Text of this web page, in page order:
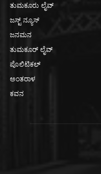
ತುಮಕೂರು ಲೈವ್
ಜಸ್ಟ್ ನ್ಯೂಸ್
ಜನಮನ
ತುಮಕೂರ್ ಲೈವ್
ಪೊಲಿಟಿಕಲ್
ಅಂತರಾಳ
ಕವನ